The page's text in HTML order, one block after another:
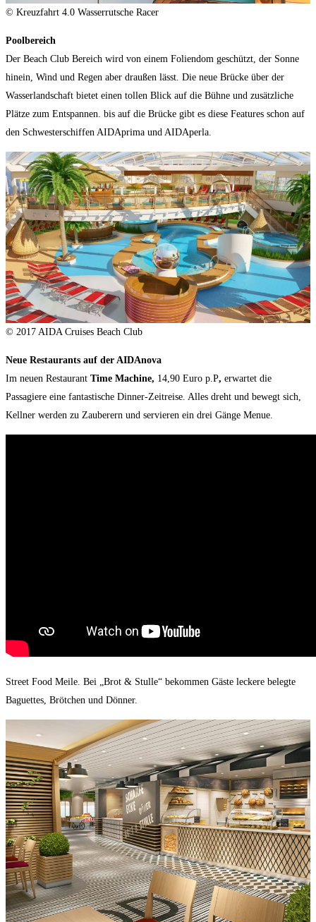
© Kreuzfahrt 4.0 Wasserrutsche Racer
Poolbereich
Der Beach Club Bereich wird von einem Foliendom geschützt, der Sonne
hinein, Wind und Regen aber draußen lässt. Die neue Brücke über der
Wasserlandschaft bietet einen tollen Blick auf die Bühne und zusätzliche
Plätze zum Entspannen. bis auf die Brücke gibt es diese Features schon auf
den Schwesterschiffen AIDAprima und AIDAperla.
© 2017 AIDA Cruises Beach Club
Neue Restaurants auf der AIDAnova
Im neuen Restaurant Time Machine, 14,90 Euro p.P, erwartet die
Passagiere eine fantastische Dinner-Zeitreise. Alles dreht und bewegt sich,
Kellner werden zu Zauberern und servieren ein drei Gänge Menue.
Street Food Meile. Bei „Brot & Stulle“ bekommen Gäste leckere belegte
Baguettes, Brötchen und Dönner.